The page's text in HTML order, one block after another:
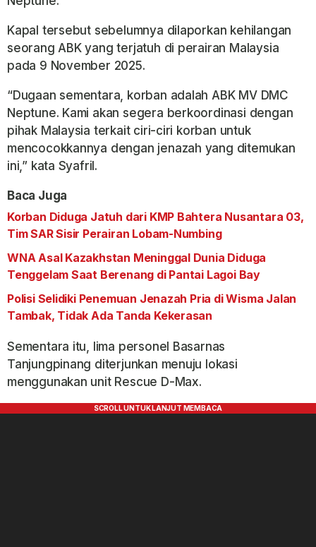
Kapal tersebut sebelumnya dilaporkan kehilangan
seorang ABK yang terjatuh di perairan Malaysia
pada 9 November 2025.
“Dugaan sementara, korban adalah ABK MV DMC
Neptune. Kami akan segera berkoordinasi dengan
pihak Malaysia terkait ciri-ciri korban untuk
mencocokkannya dengan jenazah yang ditemukan
ini,” kata Syafril.
Baca Juga
Korban Diduga Jatuh dari KMP Bahtera Nusantara 03,
Tim SAR Sisir Perairan Lobam-Numbing
WNA Asal Kazakhstan Meninggal Dunia Diduga
Tenggelam Saat Berenang di Pantai Lagoi Bay
Polisi Selidiki Penemuan Jenazah Pria di Wisma Jalan
Tambak, Tidak Ada Tanda Kekerasan
Sementara itu, lima personel Basarnas
Tanjungpinang diterjunkan menuju lokasi
menggunakan unit Rescue D-Max.